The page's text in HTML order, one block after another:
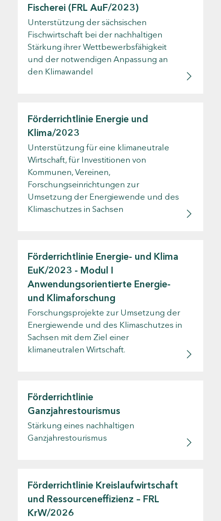
Fischerei (FRL AuF/2023)
Unterstützung der sächsischen
Fischwirtschaft bei der nachhaltigen
Stärkung ihrer Wettbewerbsfähigkeit
und der notwendigen Anpassung an
den Klimawandel
Förderrichtlinie Energie und
Klima/2023
Unterstützung für eine klimaneutrale
Wirtschaft, für Investitionen von
Kommunen, Vereinen,
Forschungseinrichtungen zur
Umsetzung der Energiewende und des
Klimaschutzes in Sachsen
Förderrichtlinie Energie- und Klima
EuK/2023 - Modul I
Anwendungsorientierte Energie-
und Klimaforschung
Forschungsprojekte zur Umsetzung der
Energiewende und des Klimaschutzes in
Sachsen mit dem Ziel einer
klimaneutralen Wirtschaft.
Förderrichtlinie
Ganzjahrestourismus
Stärkung eines nachhaltigen
Ganzjahrestourismus
Förderrichtlinie Kreislaufwirtschaft
und Ressourceneffizienz – FRL
KrW/2026